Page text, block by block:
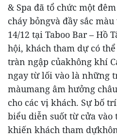
& Spa đã tổ chức một
cháy bỏngvà đầy sắc
14/12 tại Taboo Bar – Hồ
hội, khách tham dự có
tràn ngập củakhông khí
ngay từ lối vào là những
màumang âm hưởng
cho các vị khách. Sự bố
biểu diễn suốt từ cửa
khiến khách tham